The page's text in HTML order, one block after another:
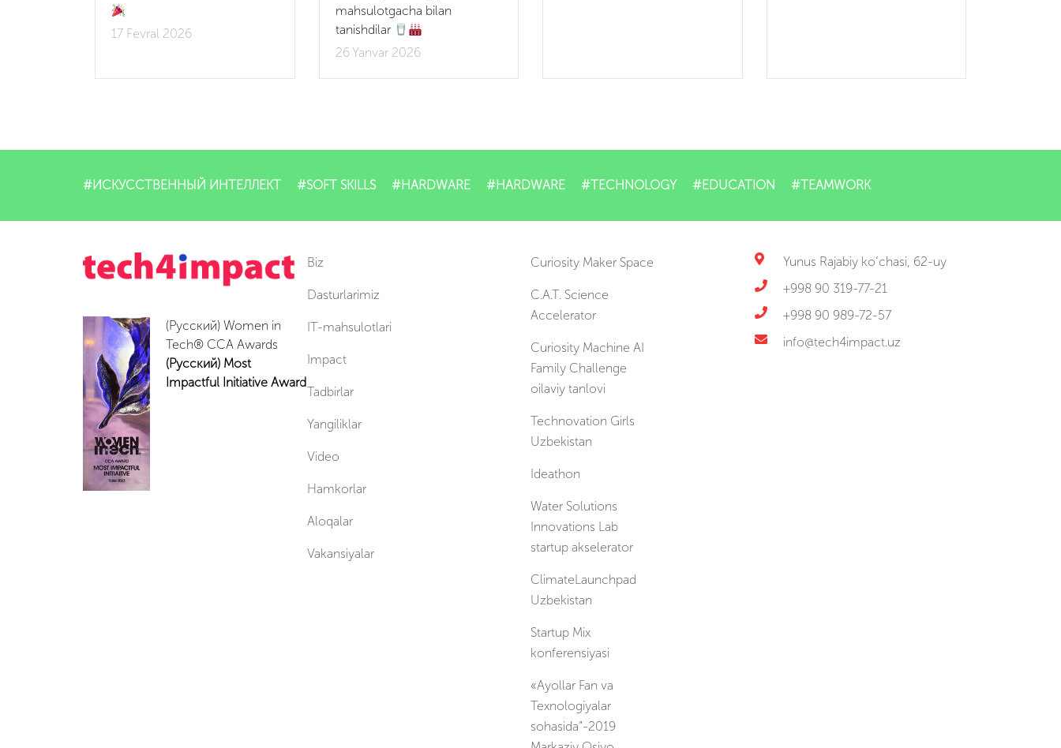
17 Fevral 2026
mahsulotgacha bilan
tanishdilar
26 Yanvar 2026
#ИСКУССТВЕННЫЙ ИНТЕЛЛЕКТ #SOFT SKILLS #HARDWARE #HARDWARE #TECHNOLOGY #EDUCATION #TEAMWORK
(Русский) Women in
Tech® CCA Awards
(Русский) Most
Impactful Initiative Award
Biz
Dasturlarimiz
IT-mahsulotlari
Impact
Tadbirlar
Yangiliklar
Video
Hamkorlar
Aloqalar
Vakansiyalar
Curiosity Maker Space
C.A.T. Science
Accelerator
Curiosity Machine AI
Family Challenge
oilaviy tanlovi
Technovation Girls
Uzbekistan
Ideathon
Water Solutions
Innovations Lab
startup akselerator
ClimateLaunchpad
Uzbekistan
Startup Mix
konferensiyasi
«Ayollar Fan va
Texnologiyalar
sohasida”-2019
Yunus Rajabiy ko‘chasi, 62-uy
+998 90 319-77-21
+998 90 989-72-57
info@tech4impact.uz